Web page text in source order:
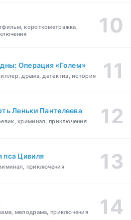
короткометражка,
Операция «Голем»
драма, детектив, история
Леньки Пантелеева
криминал, приключения
пса Цивиля
приключения
мелодрама, приключения